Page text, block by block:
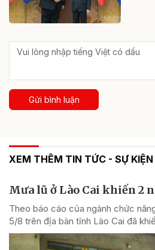
Gửi bình luận
XEM THÊM TIN TỨC - SỰ KIỆN
Mưa lũ ở Lào Cai khiến 2
Theo báo cáo của ngành chức
5/8 trên địa bàn tỉnh Lào Cai đã